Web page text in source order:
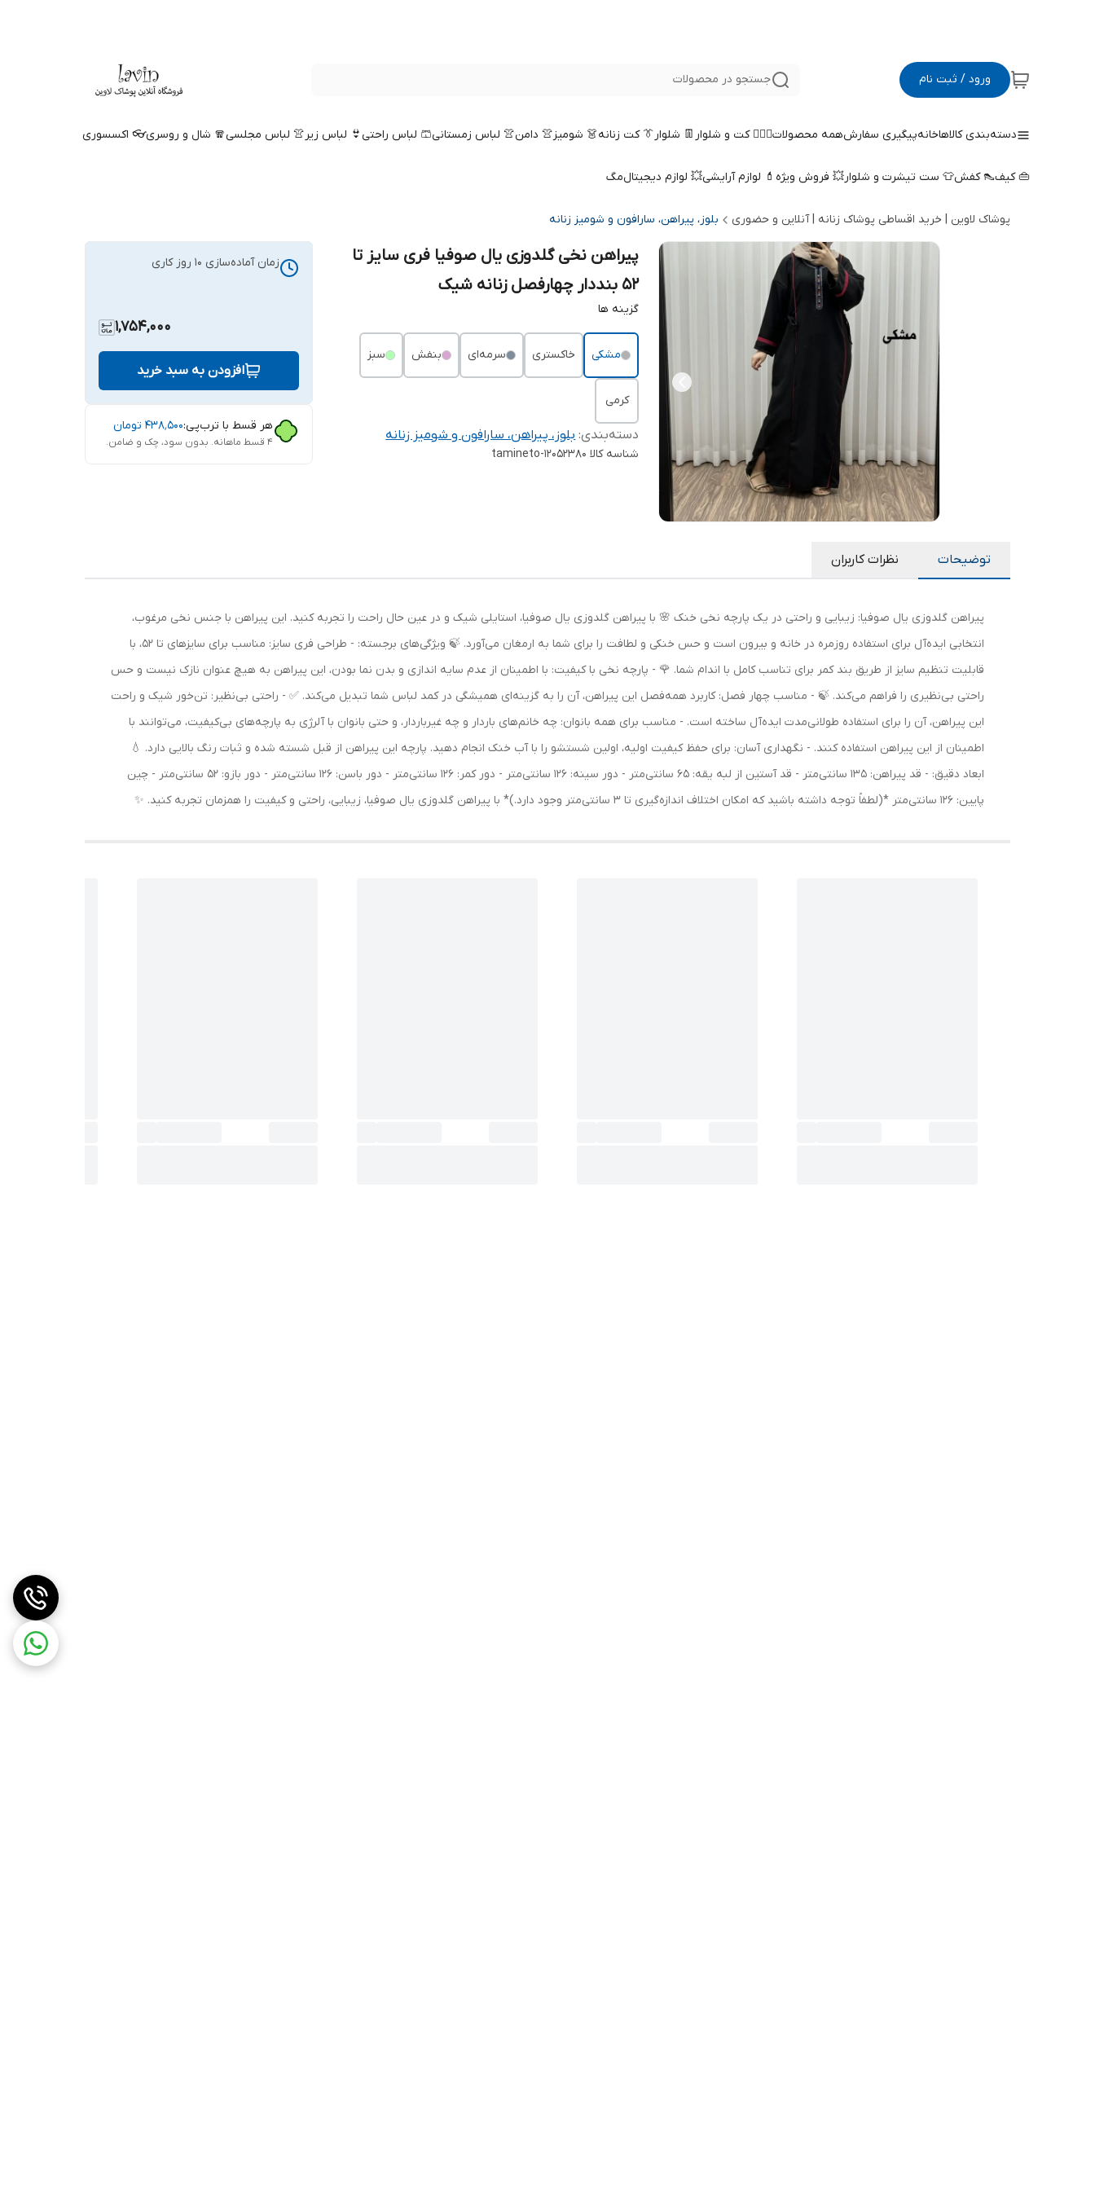
ورود / ثبت نام جستجو در محصولات
دسته‌بندی کالاهاخانهپیگیری سفارشهمه محصولات🤵🏻‍♀️ کت و شلوار 👖 شلوار👔 کت زنانه👗 شومیز👚 دامن👚 لباس زمستانی🩳 لباس راحتی👙 لباس زیر👚 لباس مجلسی🧣 شال و روسری👓 اکسسوری
👜 کیف👠 کفش👕 ست تیشرت و شلوار💥 فروش ویژه 💄 لوازم آرایشی💥 لوازم دیجیتالمگ
پوشاک لاوین | خرید اقساطی پوشاک زنانه | آنلاین و حضوری بلوز، پیراهن، سارافون و شومیز زنانه
پیراهن نخی گلدوزی یال صوفیا فری سایز تا
52 بنددار چهارفصل زنانه شیک
گزینه ها
مشکی خاکستری سرمه‌ای بنفش سبز
کرمی
دسته‌بندی:بلوز، پیراهن، سارافون و شومیز زنانه
شناسه کالا tamineto-12052380
زمان آماده‌سازی 10 روز کاری
1,754,000
افزودن به سبد خرید
هر قسط با ترب‌پی:۴۳۸٬۵۰۰ تومان
۴ قسط ماهانه. بدون سود، چک و ضامن.
توضیحات نظرات کاربران
پیراهن گلدوزی یال صوفیا: زیبایی و راحتی در یک پارچه نخی خنک 🌸 با پیراهن گلدوزی یال صوفیا، استایلی شیک و در عین حال راحت را تجربه کنید. این پیراهن با جنس نخی مرغوب،
انتخابی ایده‌آل برای استفاده روزمره در خانه و بیرون است و حس خنکی و لطافت را برای شما به ارمغان می‌آورد. 🍃 ویژگی‌های برجسته: - طراحی فری سایز: مناسب برای سایزهای تا 52، با
قابلیت تنظیم سایز از طریق بند کمر برای تناسب کامل با اندام شما. 🌹 - پارچه نخی با کیفیت: با اطمینان از عدم سایه اندازی و بدن نما بودن، این پیراهن به هیچ عنوان نازک نیست و حس
راحتی بی‌نظیری را فراهم می‌کند. 🍃 - مناسب چهار فصل: کاربرد همه‌فصل این پیراهن، آن را به گزینه‌ای همیشگی در کمد لباس شما تبدیل می‌کند. ✅ - راحتی بی‌نظیر: تن‌خور شیک و راحت
این پیراهن، آن را برای استفاده طولانی‌مدت ایده‌آل ساخته است. - مناسب برای همه بانوان: چه خانم‌های باردار و چه غیرباردار، و حتی بانوان با آلرژی به پارچه‌های بی‌کیفیت، می‌توانند با
اطمینان از این پیراهن استفاده کنند. - نگهداری آسان: برای حفظ کیفیت اولیه، اولین شستشو را با آب خنک انجام دهید. پارچه این پیراهن از قبل شسته شده و ثبات رنگ بالایی دارد. 💧
ابعاد دقیق: - قد پیراهن: 135 سانتی‌متر - قد آستین از لبه یقه: 65 سانتی‌متر - دور سینه: 126 سانتی‌متر - دور کمر: 126 سانتی‌متر - دور باسن: 126 سانتی‌متر - دور بازو: 52 سانتی‌متر - چین
پایین: 126 سانتی‌متر *(لطفاً توجه داشته باشید که امکان اختلاف اندازه‌گیری تا 3 سانتی‌متر وجود دارد.)* با پیراهن گلدوزی یال صوفیا، زیبایی، راحتی و کیفیت را همزمان تجربه کنید. ✨